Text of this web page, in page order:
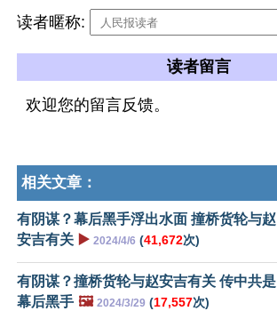
读者暱称:
读者留言
欢迎您的留言反馈。
相关文章：
有阴谋？幕后黑手浮出水面 撞桥货轮与赵
安吉有关 ▶️ 2024/4/6 (41,672次)
有阴谋？撞桥货轮与赵安吉有关 传中共是
幕后黑手 🖼️ 2024/3/29 (17,557次)